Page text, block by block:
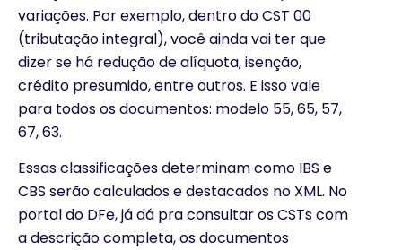
variações. Por exemplo, dentro do CST 00
(tributação integral), você ainda vai ter que
dizer se há redução de alíquota, isenção,
crédito presumido, entre outros. E isso vale
para todos os documentos: modelo 55, 65, 57,
67, 63.
Essas classificações determinam como IBS e
CBS serão calculados e destacados no XML. No
portal do DFe, já dá pra consultar os CSTs com
a descrição completa, os documentos